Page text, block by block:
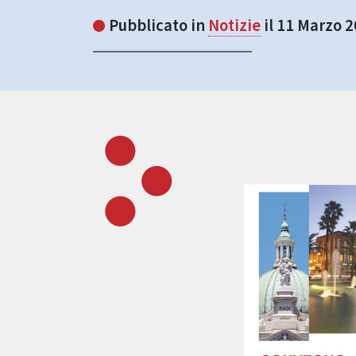
Pubblicato in Notizie il 11 Marzo